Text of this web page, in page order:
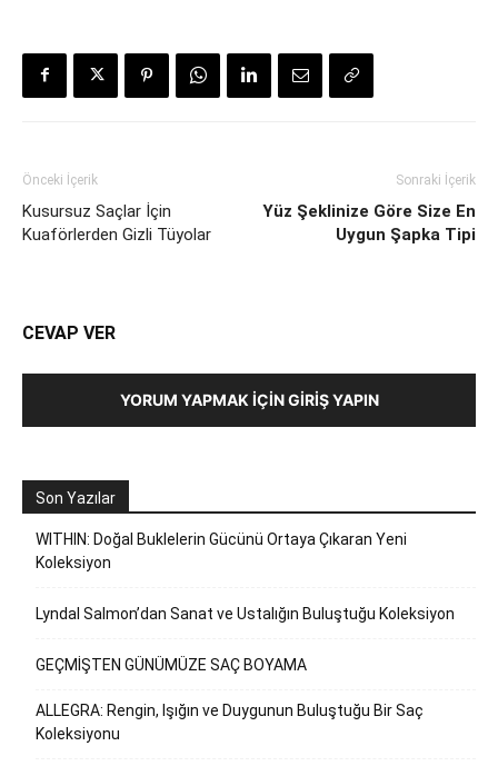
Önceki İçerik
Kusursuz Saçlar İçin
Kuaförlerden Gizli Tüyolar
Sonraki İçerik
Yüz Şeklinize Göre Size En
Uygun Şapka Tipi
CEVAP VER
YORUM YAPMAK İÇIN GIRIŞ YAPIN
Son Yazılar
WITHIN: Doğal Buklelerin Gücünü Ortaya Çıkaran Yeni
Koleksiyon
Lyndal Salmon’dan Sanat ve Ustalığın Buluştuğu Koleksiyon
GEÇMİŞTEN GÜNÜMÜZE SAÇ BOYAMA
ALLEGRA: Rengin, Işığın ve Duygunun Buluştuğu Bir Saç
Koleksiyonu